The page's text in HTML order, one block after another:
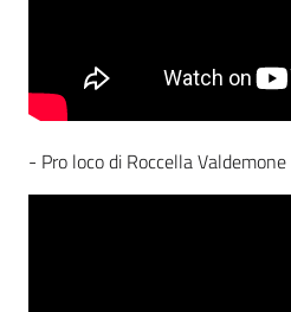
- Pro loco di Roccella Valdemone